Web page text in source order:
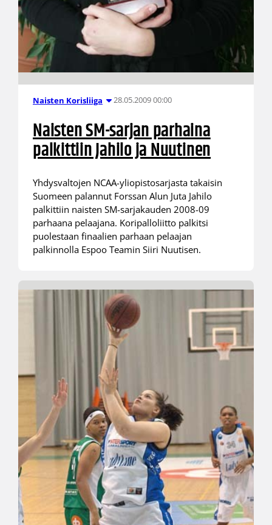
Naisten Korisliiga 28.05.2009 00:00
Naisten SM-sarjan parhaina
palkittiin Jahilo ja Nuutinen
Yhdysvaltojen NCAA-yliopistosarjasta takaisin
Suomeen palannut Forssan Alun Juta Jahilo
palkittiin naisten SM-sarjakauden 2008-09
parhaana pelaajana. Koripalloliitto palkitsi
puolestaan finaalien parhaan pelaajan
palkinnolla Espoo Teamin Siiri Nuutisen.